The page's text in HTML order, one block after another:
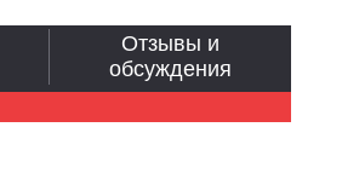
Отзывы и
обсуждения